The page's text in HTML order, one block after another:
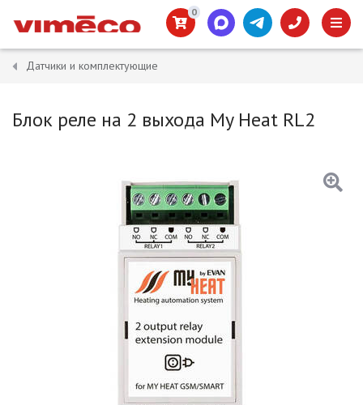
0
Датчики и комплектующие
Блок реле на 2 выхода My Heat RL2